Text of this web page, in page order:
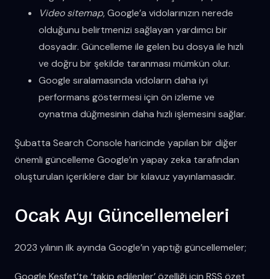
Video sitemap, Google’a vidolarınızın nerede
olduğunu belirtmenizi sağlayan yardımcı bir
dosyadır. Güncelleme ile gelen bu dosya ile hızlı
ve doğru bir şekilde taranması mümkün olur.
Google sıralamasında vidoların daha iyi
performans göstermesi için ön izleme ve
oynatma düğmesinin daha hızlı işlemesini sağlar.
Şubatta Search Console haricinde yapılan bir diğer
önemli güncelleme Google’ın yapay zeka tarafından
oluşturulan içeriklere dair bir kılavuz yayınlamasıdır.
Ocak Ayı Güncellemeleri
2023 yılının ilk ayında Google’ın yaptığı güncellemeler;
Google Keşfet’te ‘takip edilenler’ özelliği için RSS özet